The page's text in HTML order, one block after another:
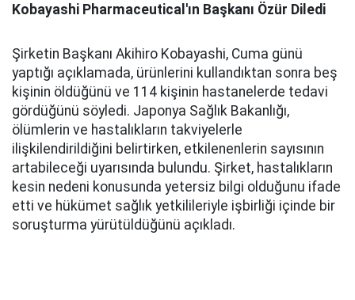
Kobayashi Pharmaceutical'ın Başkanı Özür Diledi
Şirketin Başkanı Akihiro Kobayashi, Cuma günü
yaptığı açıklamada, ürünlerini kullandıktan sonra beş
kişinin öldüğünü ve 114 kişinin hastanelerde tedavi
gördüğünü söyledi. Japonya Sağlık Bakanlığı,
ölümlerin ve hastalıkların takviyelerle
ilişkilendirildiğini belirtirken, etkilenenlerin sayısının
artabileceği uyarısında bulundu. Şirket, hastalıkların
kesin nedeni konusunda yetersiz bilgi olduğunu ifade
etti ve hükümet sağlık yetkilileriyle işbirliği içinde bir
soruşturma yürütüldüğünü açıkladı.